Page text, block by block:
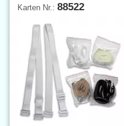
Karten Nr.: 88522